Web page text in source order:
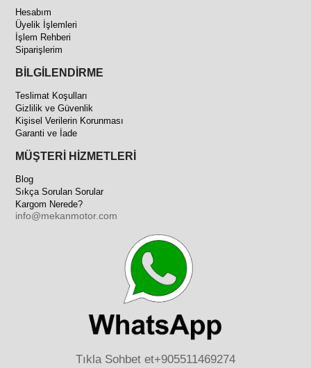
Hesabım
Üyelik İşlemleri
İşlem Rehberi
Siparişlerim
BİLGİLENDİRME
Teslimat Koşulları
Gizlilik ve Güvenlik
Kişisel Verilerin Korunması
Garanti ve İade
MÜŞTERİ HİZMETLERİ
Blog
Sıkça Sorulan Sorular
Kargom Nerede?
info@mekanmotor.com
Tıkla Sohbet et+905511469274